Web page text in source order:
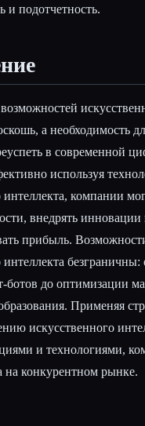
и подотчетность.
а необходимость
в современной
используя
интеллекта, компании
внедрять
прибыль.
интеллекта безграничны:
ботов до оптимизации
Применяя
искусственного
и технологиями,
на конкурентном рынке.